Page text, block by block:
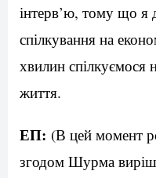
інтерв’ю, тому що я
спілкування на
хвилин спілкуємося
життя.
ЕП: (В цей момент
згодом Шурма